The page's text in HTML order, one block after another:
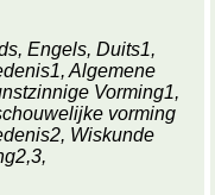
Engels, Duits1,
Algemene
Vorming1,
vorming
Wiskunde